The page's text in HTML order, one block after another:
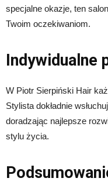
specjalne okazje, ten
Twoim oczekiwaniom.
W Piotr Sierpiński Hair
Stylista dokładnie
doradzając najlepsze
stylu życia.